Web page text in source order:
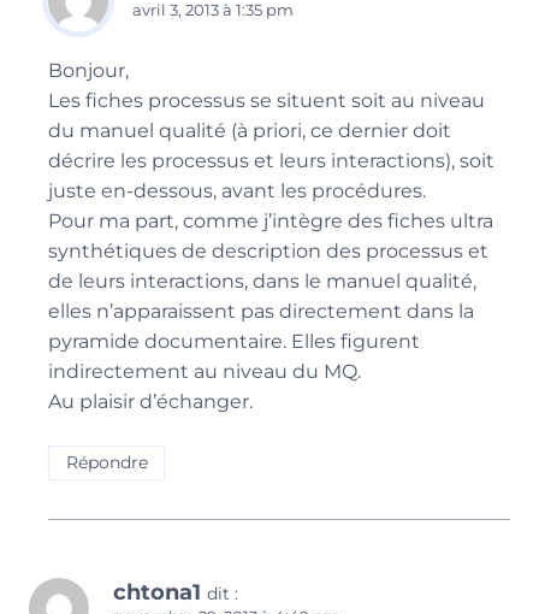
avril 3, 2013 à 1:35 pm
Bonjour,
Les fiches processus se situent soit au niveau
du manuel qualité (à priori, ce dernier doit
décrire les processus et leurs interactions), soit
juste en-dessous, avant les procédures.
Pour ma part, comme j’intègre des fiches ultra
synthétiques de description des processus et
de leurs interactions, dans le manuel qualité,
elles n’apparaissent pas directement dans la
pyramide documentaire. Elles figurent
indirectement au niveau du MQ.
Au plaisir d’échanger.
Répondre
chtona1 dit :